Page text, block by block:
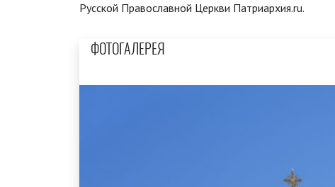
Русской Православной Церкви Патриархия.ru.
ФОТОГАЛЕРЕЯ